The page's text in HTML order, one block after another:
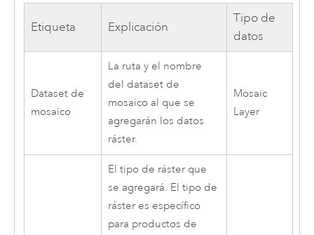
Etiqueta Explicación
Tipo de
datos
Dataset de
mosaico
La ruta y el nombre
del dataset de
mosaico al que se
agregarán los datos
ráster.
Mosaic
Layer
El tipo de ráster que
se agregará. El tipo de
ráster es específico
para productos de